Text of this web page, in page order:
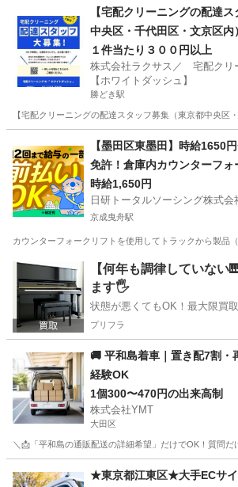
亀有駅 ドライバー 東京
西葛西駅 ドライバー スタッフ
【宅配クリーニングの配達
中央区・千代田区・文京区内
クリーニング店募集】
１件当たり３００円以上
株式会社ラクサス／ 宅配クリ
【ホワイトダッシュ】
勝どき駅
【宅配クリーニングの配達スタッフ募集（東京都中央
勝どき駅 ドライバー 東京
飯田橋駅 ドライバー スタッフ
【墨田区東墨田】時給1650
免許！倉庫内カウンターフ
代～30代活躍中
時給1,650円
日研トータルソーシング株式会
京成曳舟駅
カウンターフォークリフトを使用してトラックから製品
東京 墨田区 京成曳舟駅 ドライバー
【何年も調律していない
ます🖐️
状態が悪くてもOK！最大限買
プリフラ
🚚 平和島着車｜置き配7割・
経験OK
1個300〜470円の出来高制
株式会社YMT
大田区
＼📩「平和島の通販配送の詳細希望」だけでOK！質問
配送 置き配
★東京都江東区★大手ECサ